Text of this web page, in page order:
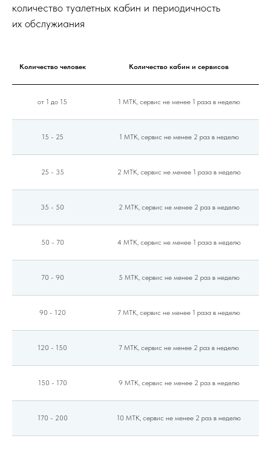
количество туалетных кабин и периодичность
их обслужиания
Количество человек Количество кабин и сервисов
от 1 до 15 1 МТК, сервис не менее 1 раза в неделю
15 - 25 1 МТК, сервис не менее 2 раз в неделю
25 - 35 2 МТК, сервис не менее 1 раза в неделю
35 - 50 2 МТК, сервис не менее 2 раз в неделю
50 - 70 4 МТК, сервис не менее 1 раза в неделю
70 - 90 5 МТК, сервис не менее 2 раз в неделю
90 - 120 7 МТК, сервис не менее 1 раза в неделю
120 - 150 7 МТК, сервис не менее 2 раз в неделю
150 - 170 9 МТК, сервис не менее 2 раз в неделю
170 - 200 10 МТК, сервис не менее 2 раз в неделю
Устанавливаем и убираем кабину
за считанные минуты. Никакой
✓
к использованию сразу после
доставки — без лишней подготовки.
✓Не требует подключения
Биотуалеты работают автономно —